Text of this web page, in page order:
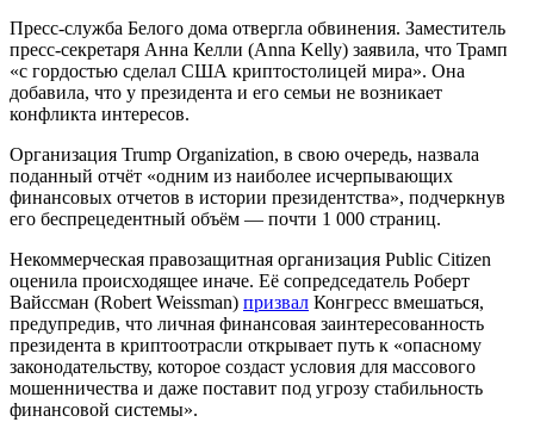
Пресс-служба Белого дома отвергла обвинения. Заместитель
пресс-секретаря Анна Келли (Anna Kelly) заявила, что Трамп
«с гордостью сделал США криптостолицей мира». Она
добавила, что у президента и его семьи не возникает
конфликта интересов.
Организация Trump Organization, в свою очередь, назвала
поданный отчёт «одним из наиболее исчерпывающих
финансовых отчетов в истории президентства», подчеркнув
его беспрецедентный объём — почти 1 000 страниц.
Некоммерческая правозащитная организация Public Citizen
оценила происходящее иначе. Её сопредседатель Роберт
Вайссман (Robert Weissman) призвал Конгресс вмешаться,
предупредив, что личная финансовая заинтересованность
президента в криптоотрасли открывает путь к «опасному
законодательству, которое создаст условия для массового
мошенничества и даже поставит под угрозу стабильность
финансовой системы».